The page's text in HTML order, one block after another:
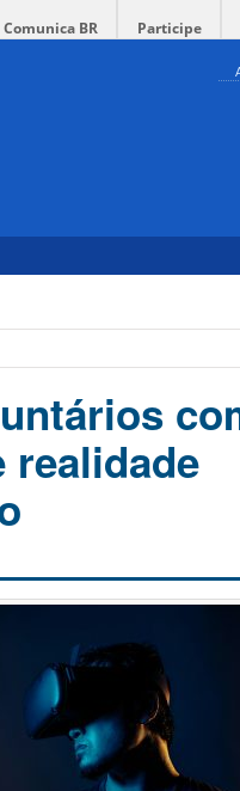
Comunica BR Participe
realidade